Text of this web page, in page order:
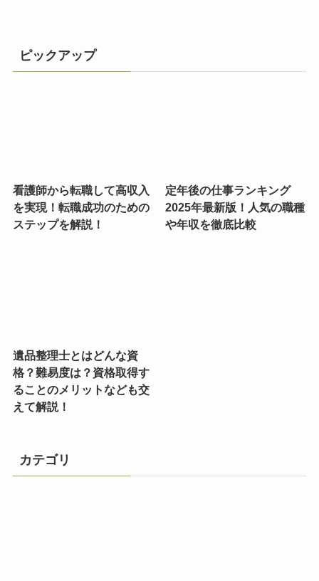
ピックアップ
看護師から転職して高収入
を実現！転職成功のための
ステップを解説！
定年後の仕事ランキング
2025年最新版！人気の職種
や年収を徹底比較
遺品整理士とはどんな資
格？難易度は？資格取得す
ることのメリットなども交
えて解説！
カテゴリ